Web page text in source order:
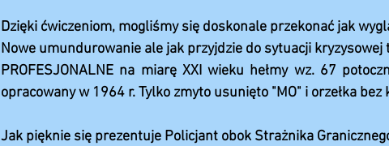
Dzięki ćwiczeniom, mogliśmy się doskonale przekonać jak
Nowe umundurowanie ale jak przyjdzie do sytuacji kryzysowej
PROFESJONALNE na miarę XXI wieku hełmy wz. 67
opracowany w 1964 r. Tylko zmyto usunięto "MO" i orzełka bez
Jak pięknie się prezentuje Policjant obok Strażnika